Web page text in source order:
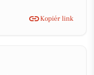
Kopiér link